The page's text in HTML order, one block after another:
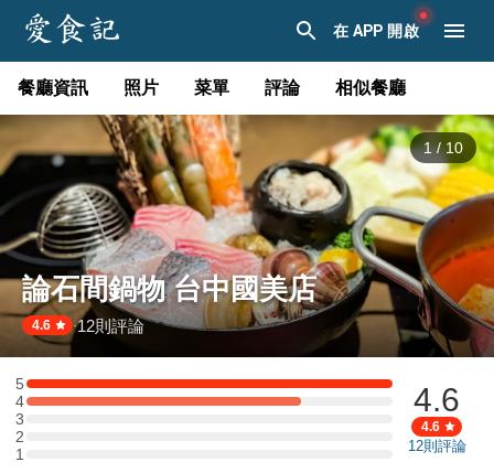
在 APP 開啟
餐廳資訊 照片 菜單 評論 相似餐廳
1/10
論石間鍋物 台中國美店
4.6 ·12則評論
5
5 星：4 則評論
4
4 星：3 則評論
3
3 星：0 則評論
2
2 星：0 則評論
11 星：0 則評論
4.6
4.6
12則評論